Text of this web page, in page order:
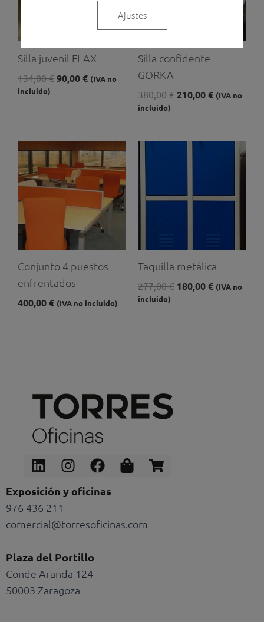
Silla juvenil FLAX
134,00€ 90,00€ (IVA no
incluido)
Silla confidente
GORKA
380,00€ 210,00€ (IVA no
incluido)
Conjunto 4 puestos
enfrentados
400,00€ (IVA no incluido)
Taquilla metálica
277,00€
277,00 €.
180,00€
precio
180,00 €.
(IVA no
incluido)
LinkedinInstagram
Facebook
Shopping-
bag
Shopping-
cart
Exposición y oficinas
976 436 211
comercial@torresoficinas.com
Plaza del Portillo
Conde Aranda 124
50003 Zaragoza
Ajustes